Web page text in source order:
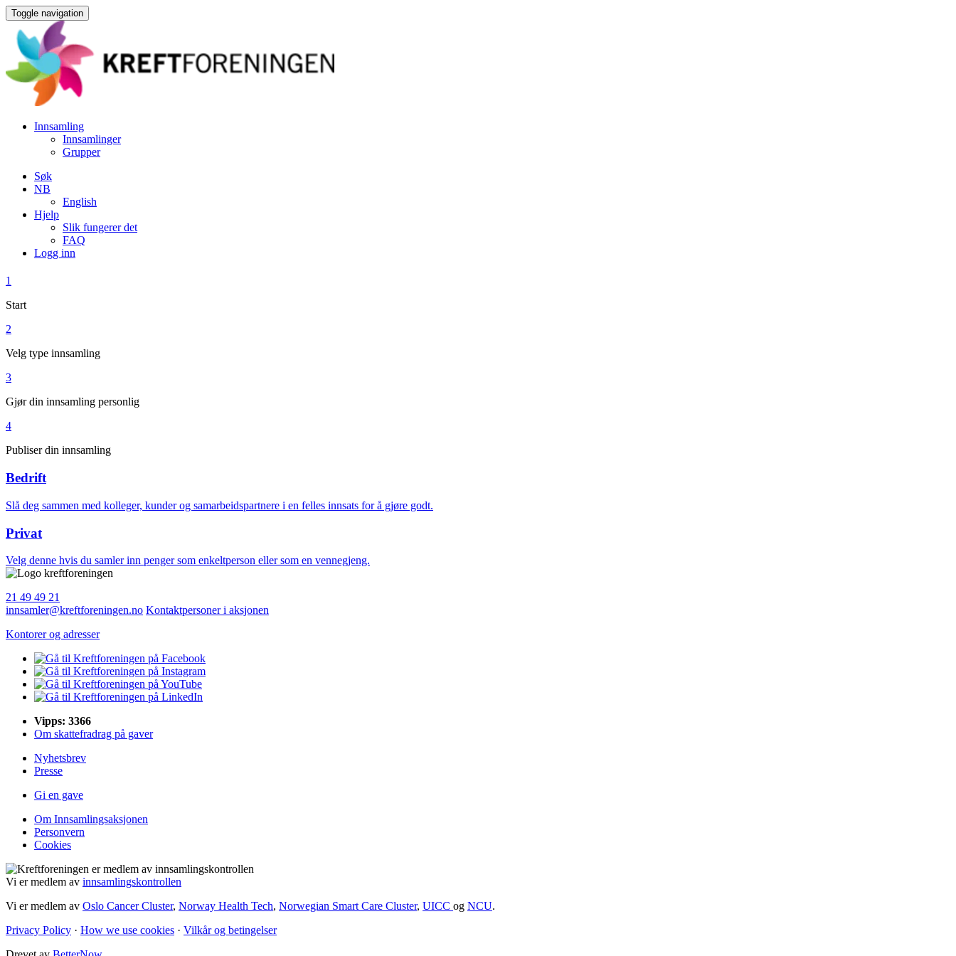
Toggle navigation
Innsamling
Innsamlinger
Grupper
Søk
NB
English
Hjelp
Slik fungerer det
FAQ
Logg inn
1
Start
2
Velg type innsamling
3
Gjør din innsamling personlig
4
Publiser din innsamling
Bedrift
Slå deg sammen med kolleger, kunder og samarbeidspartnere i en felles innsats for å gjøre godt.
Privat
Velg denne hvis du samler inn penger som enkeltperson eller som en vennegjeng.
21 49 49 21
innsamler@kreftforeningen.no Kontaktpersoner i aksjonen
Kontorer og adresser
Vipps: 3366
Om skattefradrag på gaver
Nyhetsbrev
Presse
Gi en gave
Om Innsamlingsaksjonen
Personvern
Cookies
Vi er medlem av innsamlingskontrollen
Vi er medlem av Oslo Cancer Cluster, Norway Health Tech, Norwegian Smart Care Cluster, UICC og NCU.
Privacy Policy · How we use cookies · Vilkår og betingelser